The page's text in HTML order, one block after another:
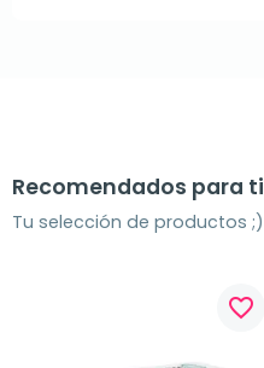
Recomendados para ti
Tu selección de productos ;)
favorite_border